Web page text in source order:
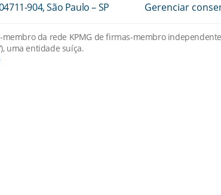
904, São Paulo – SP
Gerenciar
da rede KPMG de firmas-membro
uma entidade suíça.